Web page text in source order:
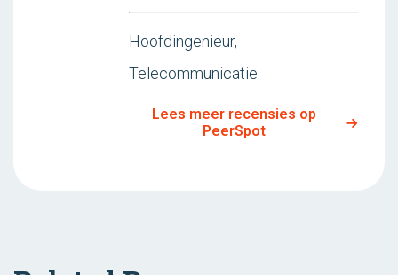
Hoofdingenieur,
Telecommunicatie
Lees meer recensies op
PeerSpot